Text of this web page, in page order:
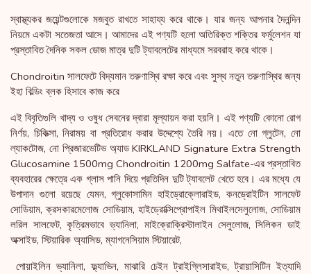
স্বাস্থ্যকর জয়েন্টগুলোকে মজবুত রাখতে সাহায্য করে থাকে। যার জন্য আপনার দৈনন্দিন
নিয়মে একটা সতেজতা আসে। আমাদের এই পণ্যটি হলো অতিরিক্ত শক্তির ফর্মুলেশন যা
প্রস্তাবিত দৈনিক সকল ডোজ মাত্র দুটি ট্যাবলেটের মাধ্যমে সরবরাহ করে থাকে।
Chondroitin সালফেটে বিদ্যমান তরুণাস্থি রক্ষা করে এবং সুস্থ নতুন তরুণাস্থির জন্য
ইহা বিল্ডিং ব্লক হিসাবে কাজ করে
এই বিবৃতিগুলি খাদ্য ও ওষুধ সেবনের দ্বারা মূল্যায়ন করা হয়নি। এই পণ্যটি কোনো রোগ
নির্ণয়, চিকিত্সা, নিরাময় বা প্রতিরোধ করার উদ্দেশ্যে তৈরি নয়। এতে নো গ্লুটেন, নো
ল্যাকটোজ, নো প্রিজারভেটিভ অ্যাড KIRKLAND Signature Extra Strength
Glucosamine 1500mg Chondroitin 1200mg Salfate-এর প্রস্তাবিত
ব্যবহারের ক্ষেত্রে এক গ্লাস পানি দিয়ে প্রতিদিন দুটি ট্যাবলেট খেতে হবে। এর মধ্যে যে
উপাদান গুলো রয়েছে যেমন, গ্লুকোসামিন হাইড্রোক্লোরাইড, কনড্রোইটিন সালফেট
সোডিয়াম, ক্রসকারমেলোজ সোডিয়াম, হাইড্রোক্সিপ্রোপাইল মিথাইলসেলুলোজ, সোডিয়াম
লরিল সালফেট, কৃত্রিমভাবে ভ্যানিলা, মাইক্রোক্রিস্টালাইন সেলুলোজ, সিলিকন ডাই
অক্সাইড, স্টিয়ারিক অ্যাসিড, ম্যাগনেসিয়াম স্টিয়ারেট,
পোয়াইলিন ভ্যানিলা, ফ্ল্যাভিন, মাঝারি চেইন ট্রাইগ্লিসারাইড, ট্রায়াসিটিন ইত্যাদি